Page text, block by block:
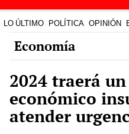
LO ÚLTIMO POLÍTICA OPINIÓN
Economía
2024 traerá
económico
atender